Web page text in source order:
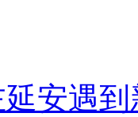
安遇